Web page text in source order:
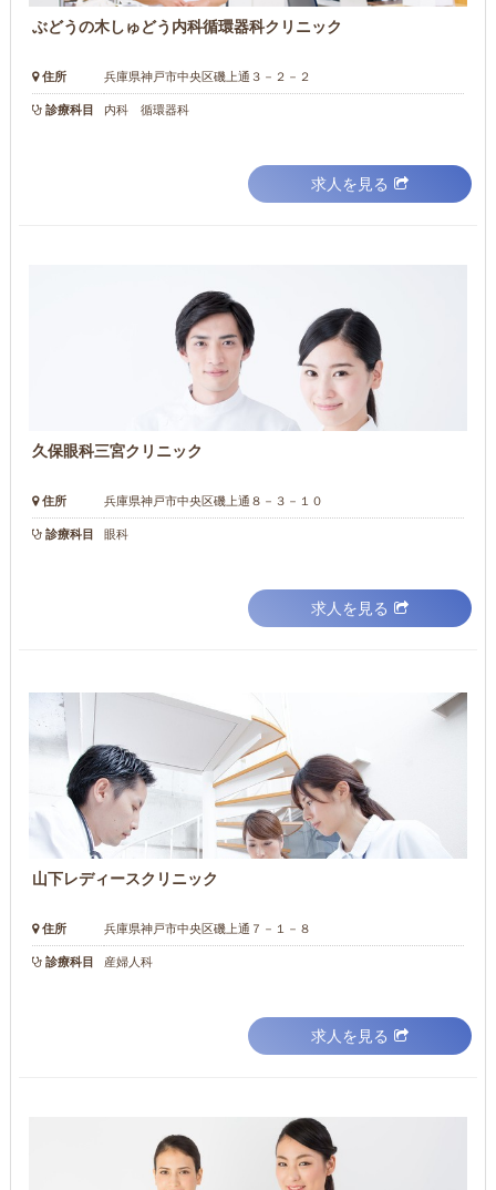
ぶどうの木しゅどう内科循環器科クリニック
住所 兵庫県神戸市中央区磯上通３－２－２
診療科目 内科 循環器科
求人を見る
久保眼科三宮クリニック
住所 兵庫県神戸市中央区磯上通８－３－１０
診療科目 眼科
求人を見る
山下レディースクリニック
住所 兵庫県神戸市中央区磯上通７－１－８
診療科目 産婦人科
求人を見る